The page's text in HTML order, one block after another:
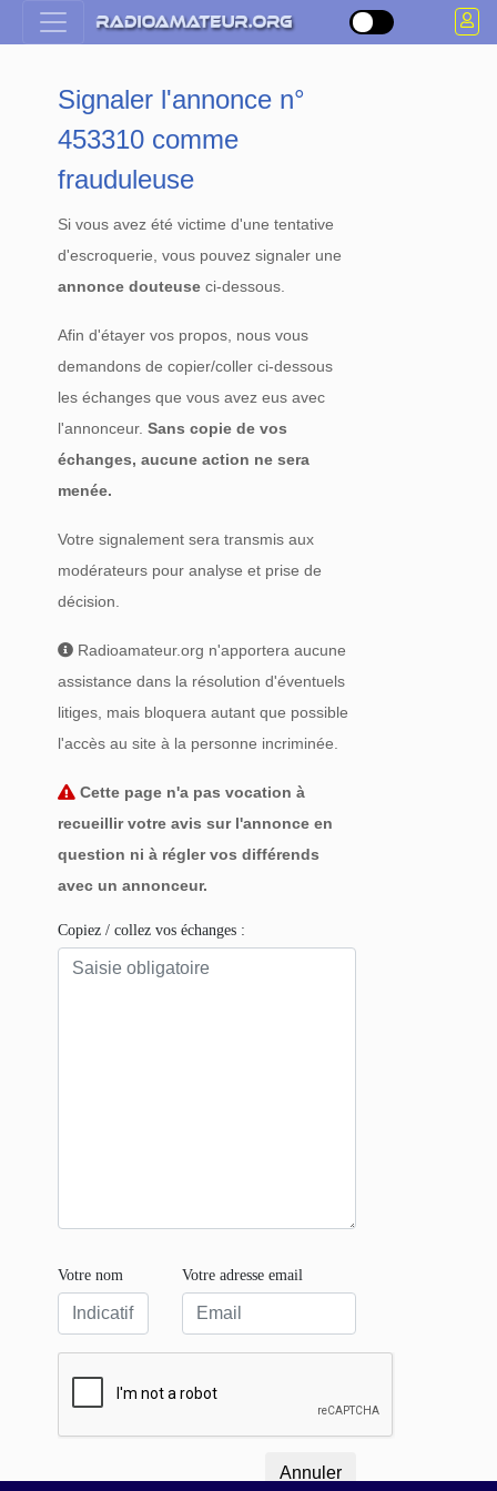
Signaler l'annonce n°
453310 comme
frauduleuse
Si vous avez été victime d'une tentative
d'escroquerie, vous pouvez signaler une
annonce douteuse ci-dessous.
Afin d'étayer vos propos, nous vous
demandons de copier/coller ci-dessous
les échanges que vous avez eus avec
l'annonceur.Sans copie de vos
échanges, aucune action ne sera
menée.
Votre signalement sera transmis aux
modérateurs pour analyse et prise de
décision.
Radioamateur.org n'apportera aucune
assistance dans la résolution d'éventuels
litiges, mais bloquera autant que possible
l'accès au site à la personne incriminée.
Cette page n'a pas vocation à
recueillir votre avis sur l'annonce en
question ni à régler vos différends
avec un annonceur.
Copiez / collez vos échanges :
Votre nom Votre adresse email